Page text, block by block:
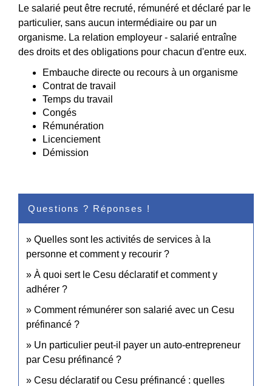
Le salarié peut être recruté, rémunéré et déclaré par le
particulier, sans aucun intermédiaire ou par un
organisme. La relation employeur - salarié entraîne
des droits et des obligations pour chacun d'entre eux.
Embauche directe ou recours à un organisme
Contrat de travail
Temps du travail
Congés
Rémunération
Licenciement
Démission
Questions ? Réponses !
Quelles sont les activités de services à la
personne et comment y recourir ?
À quoi sert le Cesu déclaratif et comment y
adhérer ?
Comment rémunérer son salarié avec un Cesu
préfinancé ?
Un particulier peut-il payer un auto-entrepreneur
par Cesu préfinancé ?
Cesu déclaratif ou Cesu préfinancé : quelles